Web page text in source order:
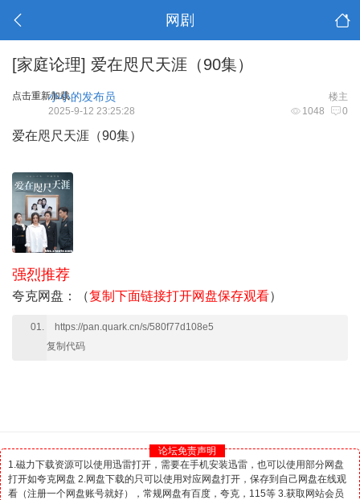
网剧
[家庭论理] 爱在咫尺天涯（90集）
点击重新加载 楼主
小小的发布员
1048 0
2025-9-12 23:25:28
爱在咫尺天涯（90集）
强烈推荐
夸克网盘：（复制下面链接打开网盘保存观看）
https://pan.quark.cn/s/580f77d108e5
复制代码
论坛免责声明
1.磁力下载资源可以使用迅雷打开，需要在手机安装迅雷，也可以使用部分网盘
打开如夸克网盘 2.网盘下载的只可以使用对应网盘打开，保存到自己网盘在线观
看（注册一个网盘账号就好），常规网盘有百度，夸克，115等 3.获取网站会员